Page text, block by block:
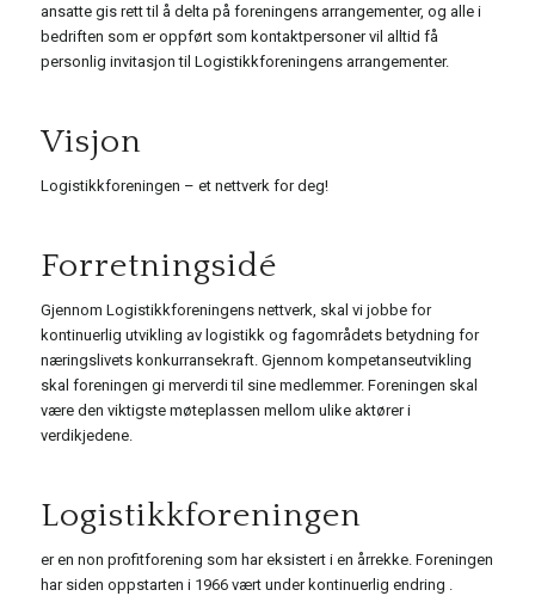
ansatte gis rett til å delta på foreningens arrangementer, og alle i
bedriften som er oppført som kontaktpersoner vil alltid få
personlig invitasjon til Logistikkforeningens arrangementer.
Visjon
Logistikkforeningen – et nettverk for deg!
Forretningsidé
Gjennom Logistikkforeningens nettverk, skal vi jobbe for
kontinuerlig utvikling av logistikk og fagområdets betydning for
næringslivets konkurransekraft. Gjennom kompetanseutvikling
skal foreningen gi merverdi til sine medlemmer. Foreningen skal
være den viktigste møteplassen mellom ulike aktører i
verdikjedene.
Logistikkforeningen
er en non profitforening som har eksistert i en årrekke. Foreningen
har siden oppstarten i 1966 vært under kontinuerlig endring .